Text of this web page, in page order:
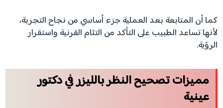
كما أن المتابعة بعد العملية جزء أساسي من نجاح التجربة،
لأنها تساعد الطبيب على التأكد من التئام القرنية واستقرار
الرؤية.
مميزات تصحيح النظر بالليزر في دكتور
عينية